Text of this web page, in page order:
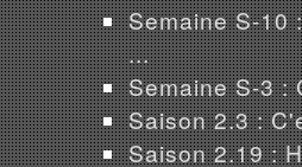
Semaine S-10
...
Semaine S-3 :
Saison 2.3 :
Saison 2.19 :